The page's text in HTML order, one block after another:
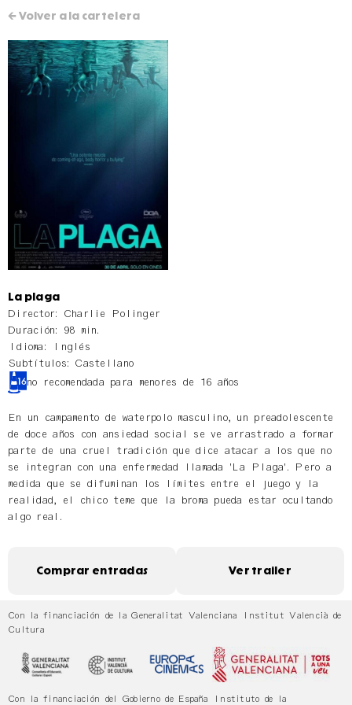
← Volver a la cartelera
La plaga
Director: Charlie Polinger
Duración: 98 min.
Idioma: Inglés
Subtítulos: Castellano
no recomendada para menores de 16 años
En un campamento de waterpolo masculino, un preadolescente
de doce años con ansiedad social se ve arrastrado a formar
parte de una cruel tradición que dice atacar a los que no
se integran con una enfermedad llamada 'La Plaga'. Pero a
medida que se difuminan los límites entre el juego y la
realidad, el chico teme que la broma pueda estar ocultando
algo real.
Comprar entradas Ver trailer
Con la financiación de la Generalitat Valenciana Institut Valencià de
Cultura
Con la financiación del Gobierno de España Instituto de la